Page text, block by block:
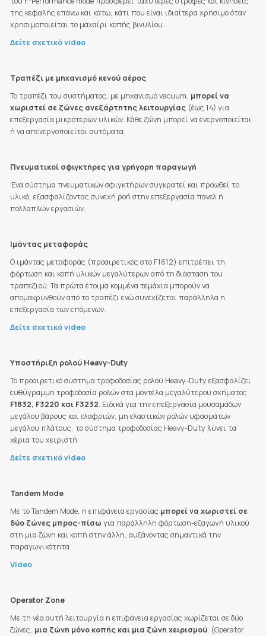
της κεφαλής επάνω και κάτω, κάτι που είναι ιδιαίτερα χρήσιμο όταν
χρησιμοποιείται το μαχαίρι κοπής βινυλίου.
Δείτε σχετικό video
Τραπέζι με μηχανισμό κενού αέρος
Το τραπέζι του συστήματος, με μηχανισμό vacuum, μπορεί να
χωριστεί σε ζώνες ανεξάρτητης λειτουργίας(έως 14) για
επεξεργασία μικρότερων υλικών. Κάθε ζώνη μπορεί να ενεργοποιείται
ή να απενεργοποιείται αυτόματα.
Πνευματικοί σφιγκτήρες για γρήγορη παραγωγή
Ένα σύστημα πνευματικών σφιγκτήρων συγκρατεί και προωθεί το
υλικό, εξασφαλίζοντας συνεχή ροή στην επεξεργασία πάνελ ή
πολλαπλών εργασιών.
Ιμάντας μεταφοράς
Ο ιμάντας μεταφοράς (προαιρετικός στο F1612) επιτρέπει τη
φόρτωση και κοπή υλικών μεγαλύτερων από τη διάσταση του
τραπεζιού. Τα πρώτα έτοιμα κομμένα τεμάχια μπορούν να
απομακρυνθούν από το τραπέζι ενώ συνεχίζεται παράλληλα η
επεξεργασία των επόμενων.
Δείτε σχετικό video
Υποστήριξη ρολού Heavy-Duty
Το προαιρετικό σύστημα τροφοδοσίας ρολού Heavy-Duty εξασφαλίζει
ευθύγραμμη τροφοδοσία ρολών στα μοντέλα μεγαλύτερου σχήματος
F1832, F3220 και F3232. Ειδικά για την επεξεργασία μουσαμάδων
μεγάλου βάρους και ελαφριών, μη ελαστικών ρολών υφασμάτων
μεγάλου πλάτους, το σύστημα τροφοδοσίας Heavy-Duty λύνει τα
χέρια του χειριστή.
Δείτε σχετικό video
Tandem Mode
Με το Tandem Mode, η επιφάνεια εργασίας μπορεί να χωριστεί σε
δύο ζώνες μπρος-πίσω για παράλληλη φόρτωση-εξαγωγή υλικού
στη μια ζώνη και κοπή στην άλλη, αυξάνοντας σημαντικά την
παραγωγικότητα.
Video
Operator Zone
Με τη νέα αυτή λειτουργία η επιφάνεια εργασίας χωρίζεται σε δύο
ζώνες, μια ζώνη μόνο κοπής και μια ζώνη χειρισμού. (Operator